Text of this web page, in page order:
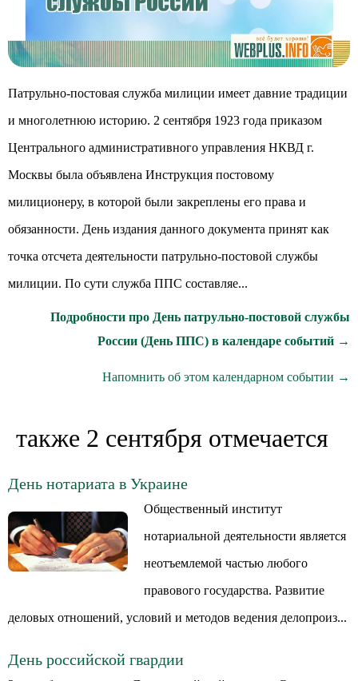
Патрульно-постовая служба милиции имеет давние традиции
и многолетнюю историю. 2 сентября 1923 года приказом
Центрального административного управления НКВД г.
Москвы была объявлена Инструкция постовому
милиционеру, в которой были закреплены его права и
обязанности. День издания данного документа принят как
точка отсчета деятельности патрульно-постовой службы
милиции. По сути служба ППС составляе...
Подробности про День патрульно-постовой службы
России (День ППС) в календаре событий →
Напомнить об этом календарном событии →
также 2 сентября отмечается
День нотариата в Украине
Общественный институт
нотариальной деятельности является
неотъемлемой частью любого
правового государства. Развитие
деловых отношений, условий и методов ведения делопроиз...
День российской гвардии